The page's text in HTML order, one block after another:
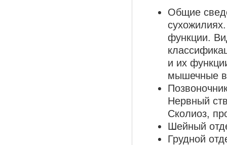
Общие
функции.
и их
мышечные
Нервный
Сколиоз,
Шейный
Грудной